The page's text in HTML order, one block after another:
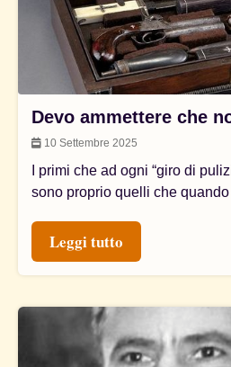
Devo ammettere che
10 Settembre 2025
I primi che ad ogni “giro di
sono proprio quelli che
Leggi tutto